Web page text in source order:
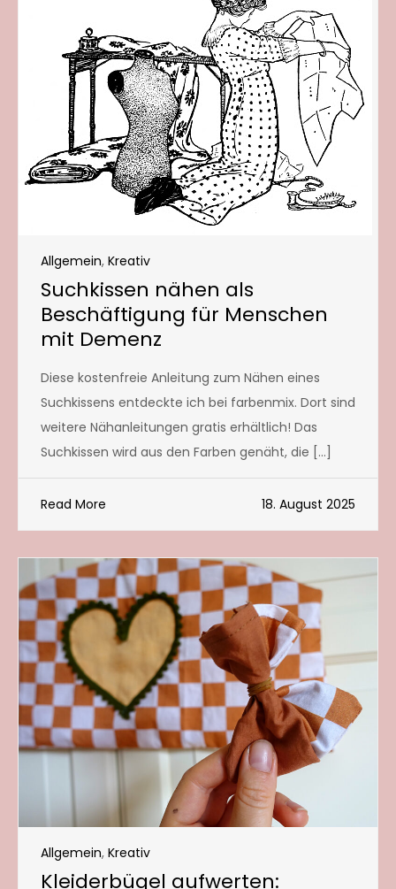
Allgemein, Kreativ
Suchkissen nähen als
Beschäftigung für Menschen
mit Demenz
Diese kostenfreie Anleitung zum Nähen eines
Suchkissens entdeckte ich bei farbenmix. Dort sind
weitere Nähanleitungen gratis erhältlich! Das
Suchkissen wird aus den Farben genäht, die […]
Read More 18. August 2025
Allgemein, Kreativ
Kleiderbügel aufwerten: